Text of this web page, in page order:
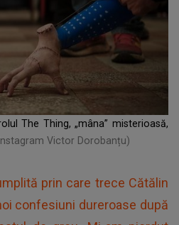
The Thing, „mâna” misterioasă,
Victor Dorobanțu)
prin care trece Cătălin
confesiuni dureroase după